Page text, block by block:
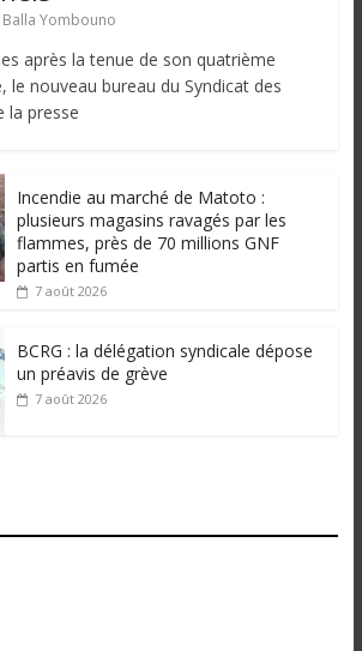
Balla Yombouno
après la tenue de son quatrième
le nouveau bureau du Syndicat des
la presse
Incendie au marché de Matoto :
plusieurs magasins ravagés par les
flammes, près de 70 millions GNF
partis en fumée
7 août 2026
BCRG : la délégation syndicale dépose
un préavis de grève
7 août 2026